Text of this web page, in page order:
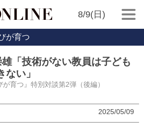
8/9(日)
が育つ
「技術がない教員は子ども
い」
が育つ』特別対談第2弾（後編）
2025/05/09